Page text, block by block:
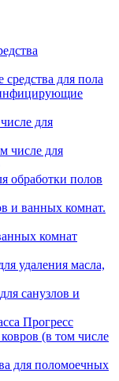
для пола
для
числе для
обработки полов
и ванных комнат.
комнат
удаления масла,
санузлов и
Прогресс
(в том числе
для поломоечных